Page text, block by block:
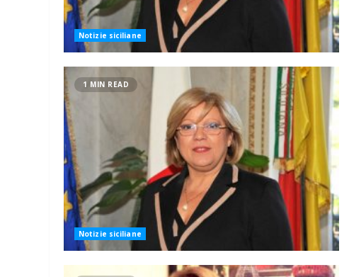
Notizie siciliane
1 MIN READ
Notizie siciliane